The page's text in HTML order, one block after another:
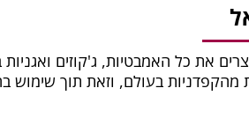
את כל האמבטיות, ג'קוזים
מהקפדניות בעולם, וזאת תוך שימוש